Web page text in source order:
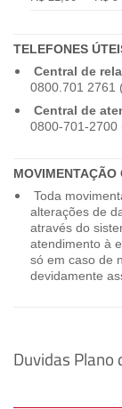
TELEFONES
Central de
0800.701 2761
Central de
0800-701-2700
MOVIMENTAÇÃO
Toda
alterações de
através do
atendimento à
só em caso de
devidamente
Duvidas Plano